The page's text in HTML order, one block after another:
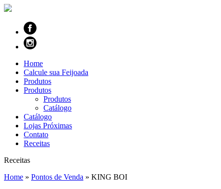
Home
Calcule sua Feijoada
Produtos
Produtos
Produtos
Catálogo
Catálogo
Lojas Próximas
Contato
Receitas
Receitas
Home » Pontos de Venda » KING BOI